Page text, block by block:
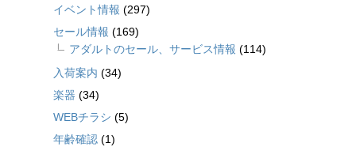
イベント情報 (297)
セール情報 (169)
アダルトのセール、サービス情報 (114)
入荷案内 (34)
楽器 (34)
WEBチラシ (5)
年齢確認 (1)